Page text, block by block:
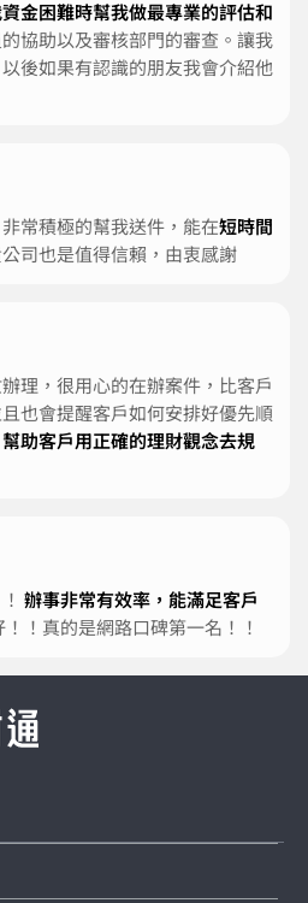
金困難時幫我做最專業的評估和
協助以及審核部門的審查。讓我
後如果有認識的朋友我會介紹他
常積極的幫我送件，能在短時間
公司也是值得信賴，由衷感謝
理，很用心的在辦案件，比客戶
也會提醒客戶如何安排好優先順
助客戶用正確的理財觀念去規
辦事非常有效率，能滿足客戶
！！真的是網路口碑第一名！！